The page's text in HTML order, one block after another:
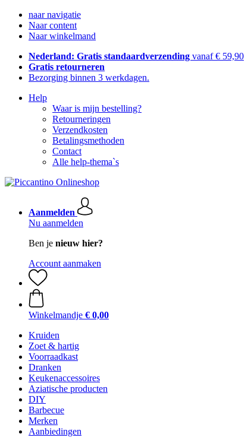
naar navigatie
Naar content
Naar winkelmand
Nederland: Gratis standaardverzending vanaf € 59,90
Gratis retourneren
Bezorging binnen 3 werkdagen.
Help
Waar is mijn bestelling?
Retourneringen
Verzendkosten
Betalingsmethoden
Contact
Alle help-thema`s
Aanmelden
Nu aanmelden
Ben je nieuw hier?
Account aanmaken
Winkelmandje € 0,00
Kruiden
Zoet & hartig
Voorraadkast
Dranken
Keukenaccessoires
Aziatische producten
DIY
Barbecue
Merken
Aanbiedingen